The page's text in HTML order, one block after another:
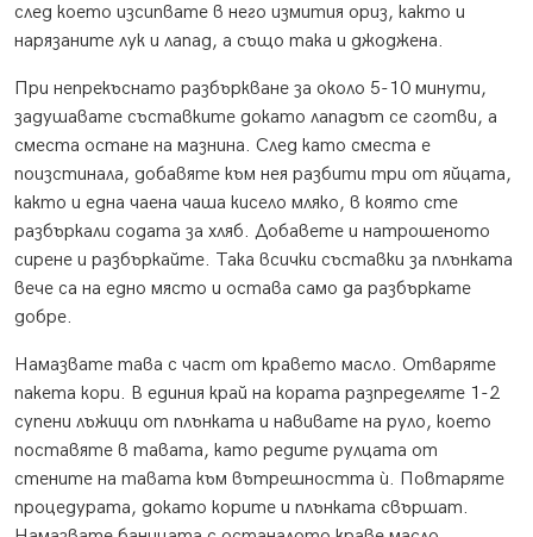
след което изсипвате в него измития ориз, както и
нарязаните лук и лапад, а също така и джоджена.
При непрекъснато разбъркване за около 5-10 минути,
задушавате съставките докато лападът се сготви, а
сместа остане на мазнина. След като сместа е
поизстинала, добавяте към нея разбити три от яйцата,
както и една чаена чаша кисело мляко, в която сте
разбъркали содата за хляб. Добавете и натрошеното
сирене и разбъркайте. Така всички съставки за плънката
вече са на едно място и остава само да разбъркате
добре.
Намазвате тава с част от кравето масло. Отваряте
пакета кори. В единия край на кората разпределяте 1-2
супени лъжици от плънката и навивате на руло, което
поставяте в тавата, като редите рулцата от
стените на тавата към вътрешността ѝ. Повтаряте
процедурата, докато корите и плънката свършат.